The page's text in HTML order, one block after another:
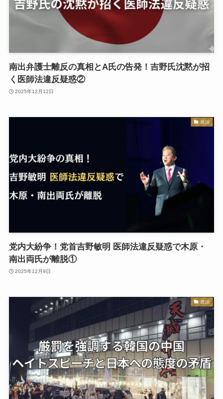
南出弁護士離反の真相とA氏の告発！吉野氏沈黙が招
く医師法違反疑惑②
2025年12月12日
政治
党内大紛争！党首吉野敏明 医師法違反疑惑で木原・
南出両氏が離脱①
2025年12月9日
政治